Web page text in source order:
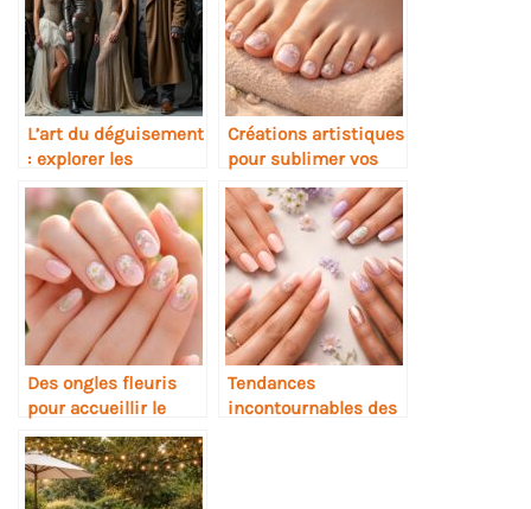
L’art du déguisement
: explorer les
costumes de
personnage
Créations artistiques
pour sublimer vos
ongles de pieds
Des ongles fleuris
pour accueillir le
printemps avec
élégance
Tendances
incontournables des